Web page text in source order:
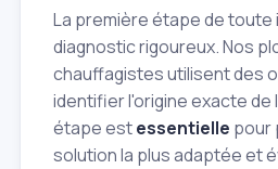
La première étape de
diagnostic rigoureux. Nos
chauffagistes utilisent des
identifier l'origine exacte de
étape estessentielle pour
solution la plus adaptée et